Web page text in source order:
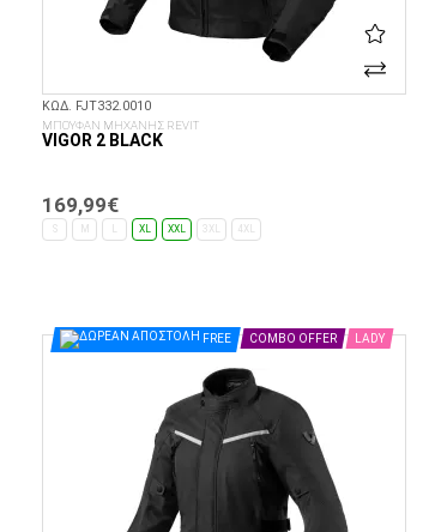
ΚΩΔ. FJT332.0010
ΜΠΟΥΦΑΝ ΜΗΧΑΝΗΣ REVIT
VIGOR 2 BLACK
169,99€
S XL XXL 3XL 4XL
FREE COMBO OFFER LADY